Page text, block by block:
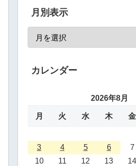
月別表示
カレンダー
2026年8月
月 火 水 木 金
3
4 5 6 7
10
11 12 13 14